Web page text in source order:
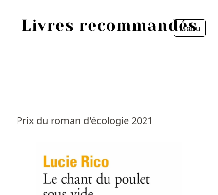
Menu
Prix du roman d'écologie 2021
Livres les plus recommandés
Fermer